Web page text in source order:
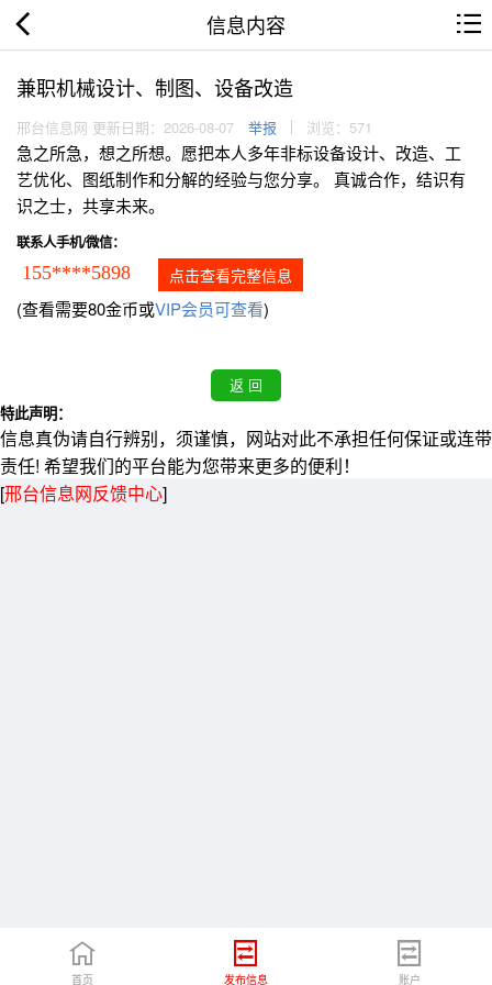
信息内容
兼职机械设计、制图、设备改造
邢台信息网 更新日期：2026-08-07 举报 浏览：571
急之所急，想之所想。愿把本人多年非标设备设计、改造、工
艺优化、图纸制作和分解的经验与您分享。 真诚合作，结识有
识之士，共享未来。
联系人手机/微信：
155****5898 点击查看完整信息
(查看需要80金币或VIP会员可查看)
特此声明：
信息真伪请自行辨别，须谨慎，网站对此不承担任何保证或连带
责任! 希望我们的平台能为您带来更多的便利！
[邢台信息网反馈中心]
首页 发布信息 账户